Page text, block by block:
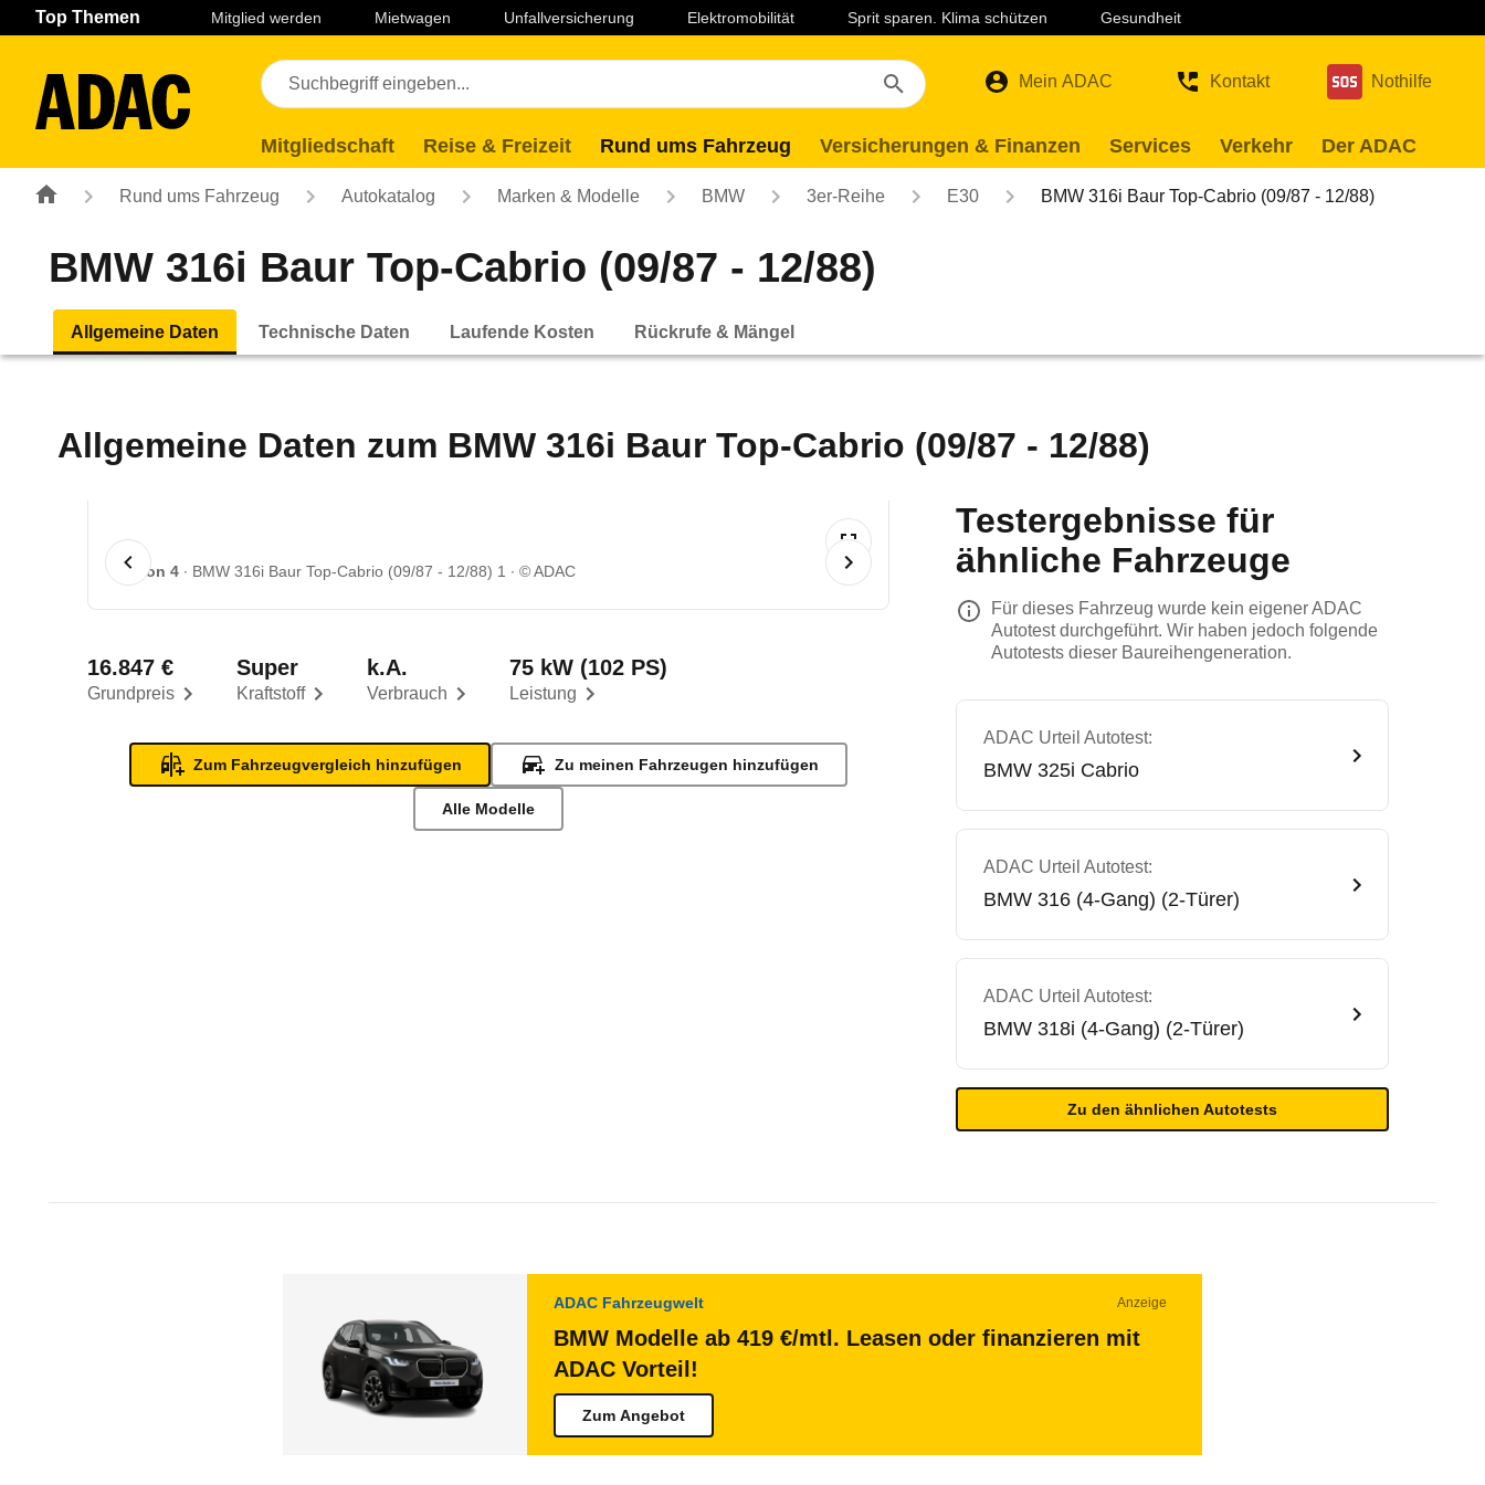
Navigation Seiteninhalt Fußzeile
Top Themen Mitglied werden Mietwagen Unfallversicherung Elektromobilität Sprit sparen. Klima schützen Gesundheit
Mein ADAC Kontakt Nothilfe
Mitgliedschaft Reise & Freizeit Rund ums Fahrzeug Versicherungen & Finanzen Services Verkehr Der ADAC
Rund ums Fahrzeug Autokatalog Marken & Modelle BMW 3er-Reihe E30 BMW 316i Baur Top-Cabrio (09/87 - 12/88)
BMW 316i Baur Top-Cabrio (09/87 - 12/88)
Allgemeine Daten Technische Daten Laufende Kosten Rückrufe & Mängel
Allgemeine Daten zum BMW 316i Baur Top-Cabrio (09/87 - 12/88)
1 von 4 BMW 316i Baur Top-Cabrio (09/87 - 12/88) 1 © ADAC
Grundpreis
16.847 €
Kraftstoff
Super
Verbrauch
k.A.
Leistung
75 kW (102 PS)
Zum Fahrzeugvergleich hinzufügen Zu meinen Fahrzeugen hinzufügen
Alle Modelle
Testergebnisse für
ähnliche Fahrzeuge
Für dieses Fahrzeug wurde kein eigener ADAC
Autotest durchgeführt. Wir haben jedoch folgende
Autotests dieser Baureihengeneration.
ADAC Urteil Autotest:
BMW 325i Cabrio
ADAC Urteil Autotest:
BMW 316 (4-Gang) (2-Türer)
ADAC Urteil Autotest:
BMW 318i (4-Gang) (2-Türer)
Zu den ähnlichen Autotests
ADAC Fahrzeugwelt Anzeige
BMW Modelle ab 419 €/mtl. Leasen oder finanzieren mit
ADAC Vorteil!
Zum Angebot